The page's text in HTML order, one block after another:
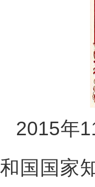
2015年
和国国家